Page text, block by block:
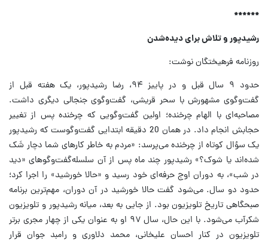
******
رشید‌پور و تلاش برای دید‌ه‌شدن
روزنامه فرهیختگان نوشت:
حدود ۹ سال قبل و در پاییز ۹۴، رضا رشیدپور، یک هفته قبل از
گفت‌وگوی مشهورش با سحر قریشی، گفت‌وگوی جنجالی دیگری داشت.
مصاحبه‌ای با الهام چرخنده؛ اولین گفت‌وگویی که چرخنده پس از تغییر
حجابش انجام داد. در همان 20 دقیقه ابتدایی گفت‌وگوست که رشیدپور
یک سؤال کوتاه از چرخنده می‌پرسد: «مردم به خاطر کارهای شما دچار شَک
شده‌اند یا شوک؟» رشیدپور چند ماه پس از آن سلسله‌گفت‌وگوهای «دید
در شب»، به دوران اوج حرفه‌ای خود رسید و «حالا خورشید» را اجرا کرد؛
حدود دو سال. می‌شود گفت حالا خورشید در آن دوران، مهم‌ترین برنامه
صبحگاهی تاریخ تلویزیون بود. از جایی به بعد، میانه رشیدپور و تلویزیون
شکرآب می‌شود. با این حال، سال ۹۷ او به عنوان یکی از چهار مجری برتر
تلویزیون در کنار احسان علیخانی، محمد دلاوری و رامبد جوان قرار